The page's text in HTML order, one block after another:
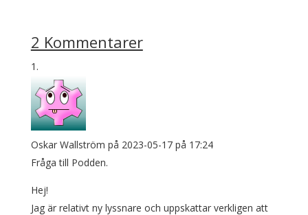
2 Kommentarer
Oskar Wallström på 2023-05-17 på 17:24
Fråga till Podden.
Hej!
Jag är relativt ny lyssnare och uppskattar verkligen att